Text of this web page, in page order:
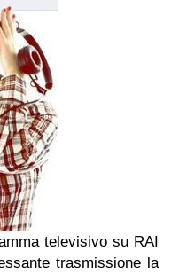
televisivo su RAI
trasmissione la